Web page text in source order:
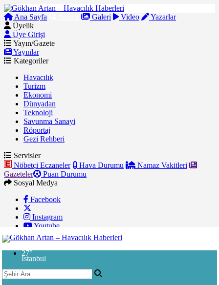
Ana Sayfa Galeri Video
Yazarlar
Üyelik
Üye Girişi
Yayın/Gazete
Yayınlar
Kategoriler
Havacılık
Turizm
Ekonomi
Dünyadan
Teknoloji
Savunma Sanayi
Röportaj
Gezi Rehberi
Servisler
Nöbetçi Eczaneler
Hava Durumu
Namaz Vakitleri
Gazeteler
Puan Durumu
Sosyal Medya
Facebook
Instagram
Youtube
27°
İstanbul